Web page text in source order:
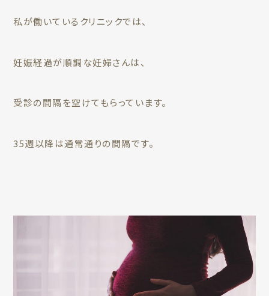
私が働いているクリニックでは、
妊娠経過が順調な妊婦さんは、
受診の間隔を空けてもらっています。
35週以降は通常通りの間隔です。